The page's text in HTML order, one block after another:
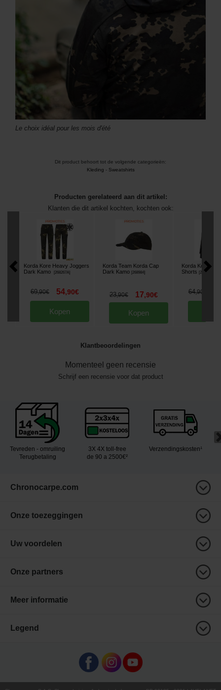
Le choix idéal pour les mois d'été
Dit product behoort tot de volgende categorieën:
Kleding - Sweatshirts
Producten gerelateerd aan dit artikel:
Klanten die dit artikel kochten, kochten ook:
Korda Kore Heavy Joggers
Dark Kamo
[268267A]
69,90€ 54,90€
Kopen
Korda Team Korda Cap
Dark Kamo [268984]
23,90€ 17,90€
Kopen
Korda Kombat
Shorts
[269159A
64,90
Klantbeoordelingen
Momenteel geen recensie
Schrijf een recensie voor dat product
Tevreden - omruiling
Terugbetaling
3X 4X toll-free
de 90 a 2500€²
Verzendingskosten¹
Chronocarpe.com
Onze toezeggingen
Uw voordelen
Onze partners
Meer informatie
Legend